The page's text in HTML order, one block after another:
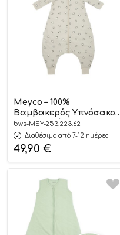
Meyco – 100%
Βαμβακερός Υπνόσακος
με Ποδαράκια και
Μανίκια Penguin 92-
104cm
bws-MEY-253.223.62
Διαθέσιμο από 7-12 ημέρες
49,90 €